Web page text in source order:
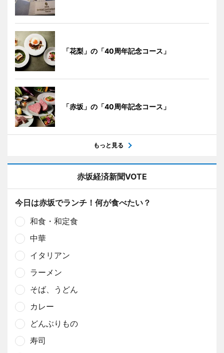
「花梨」の「40周年記念コース」
「赤坂」の「40周年記念コース」
もっと見る
赤坂経済新聞VOTE
今日は赤坂でランチ！何が食べたい？
和食・和定食
中華
イタリアン
ラーメン
そば、うどん
カレー
どんぶりもの
寿司